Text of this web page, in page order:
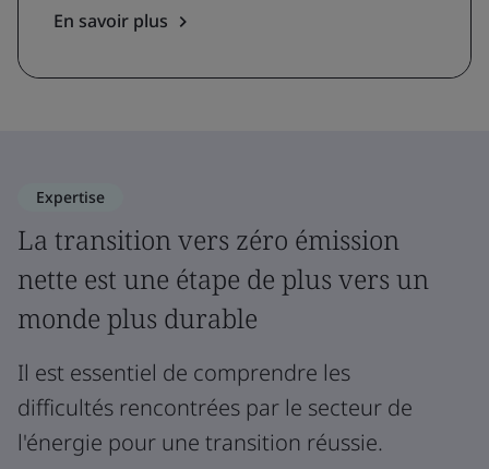
En savoir plus
Expertise
La transition vers zéro émission
nette est une étape de plus vers un
monde plus durable
Il est essentiel de comprendre les
difficultés rencontrées par le secteur de
l'énergie pour une transition réussie.